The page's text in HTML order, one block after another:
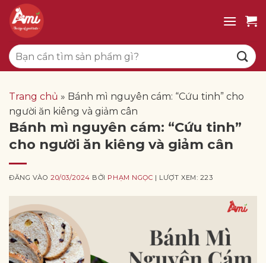
qua
dung
Tìm
kiếm:
Trang chủ » Bánh mì nguyên cám: “Cứu tinh” cho
người ăn kiêng và giảm cân
Bánh mì nguyên cám: “Cứu tinh”
cho người ăn kiêng và giảm cân
ĐĂNG VÀO20/03/2024 BỞI PHẠM NGỌC | LƯỢT XEM: 223